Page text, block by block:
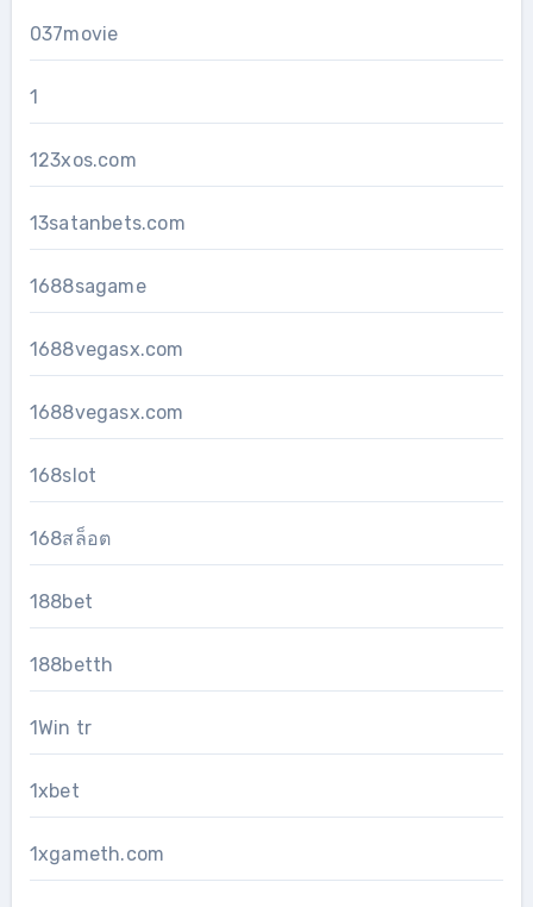
037movie
1
123xos.com
13satanbets.com
1688sagame
1688vegasx.com
1688vegasx.com
168slot
168สล็อต
188bet
188betth
1Win tr
1xbet
1xgameth.com